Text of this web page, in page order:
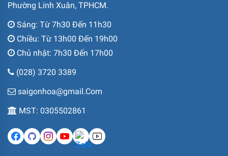
Phường Linh Xuân, TPHCM.
Sáng: Từ 7h30 Đến 11h30
Chiều: Từ 13h00 Đến 19h00
Chủ nhật: 7h30 Đến 17h00
(028) 3720 3389
saigonhoa@gmail.Com
MST: 0305502861